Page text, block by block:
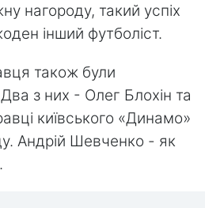
нагороду, такий успіх
інший футболіст.
також були
з них - Олег Блохін та
київського «Динамо»
Андрій Шевченко - як